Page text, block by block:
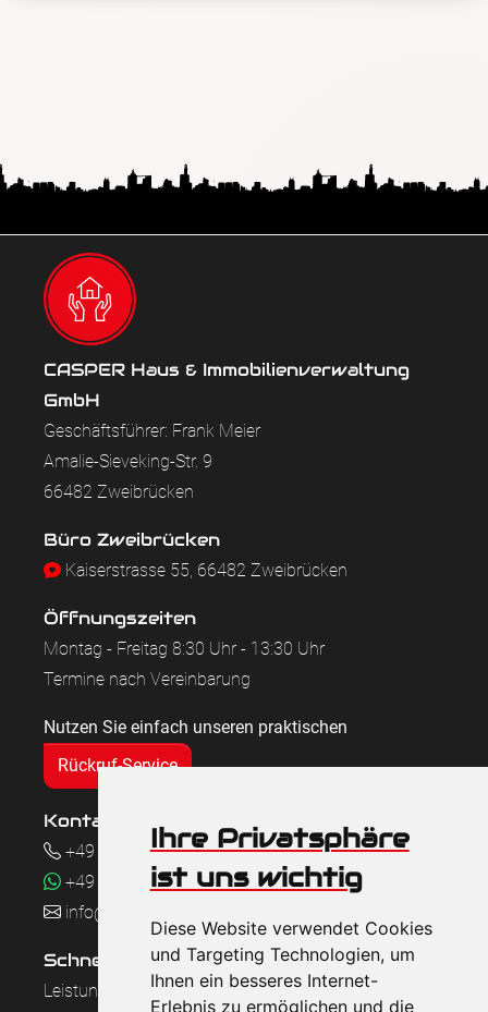
Ihre Privatsphäre
ist uns wichtig
Diese Website verwendet Cookies
und Targeting Technologien, um
Ihnen ein besseres Internet-
Erlebnis zu ermöglichen und die
CASPER Haus & Immobilienverwaltung
GmbH
Geschäftsführer: Frank Meier
Amalie-Sieveking-Str. 9
66482 Zweibrücken
Büro Zweibrücken
Kaiserstrasse 55, 66482 Zweibrücken
Öffnungszeiten
Montag - Freitag 8:30 Uhr - 13:30 Uhr
Termine nach Vereinbarung
Nutzen Sie einfach unseren praktischen
Rückruf-Service
Kontakt
+49 (0) 6332 460 17 15
+49 (0) 170 1837 851
info@casper-immobilien.de
Schnellzugriff
Leistungen